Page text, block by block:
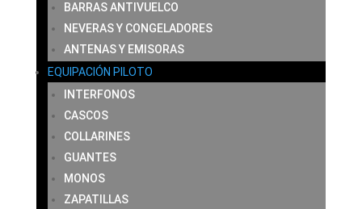
BARRAS ANTIVUELCO
NEVERAS Y CONGELADORES
ANTENAS Y EMISORAS
EQUIPACIÓN PILOTO
INTERFONOS
CASCOS
COLLARINES
GUANTES
MONOS
ZAPATILLAS